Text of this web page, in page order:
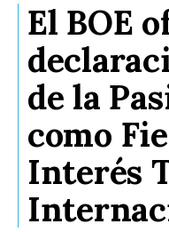
El BOE
de la
como
Interés